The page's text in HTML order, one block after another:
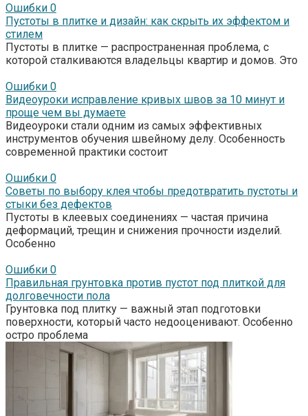
Ошибки 0
Пустоты в плитке и дизайн: как скрыть их эффектом и
стилем
Пустоты в плитке — распространенная проблема, с
которой сталкиваются владельцы квартир и домов. Это
Ошибки 0
Видеоуроки исправление кривых швов за 10 минут и
проще чем вы думаете
Видеоуроки стали одним из самых эффективных
инструментов обучения швейному делу. Особенность
современной практики состоит
Ошибки 0
Советы по выбору клея чтобы предотвратить пустоты и
стыки без дефектов
Пустоты в клеевых соединениях — частая причина
деформаций, трещин и снижения прочности изделий.
Особенно
Ошибки 0
Правильная грунтовка против пустот под плиткой для
долговечности пола
Грунтовка под плитку — важный этап подготовки
поверхности, который часто недооценивают. Особенно
остро проблема